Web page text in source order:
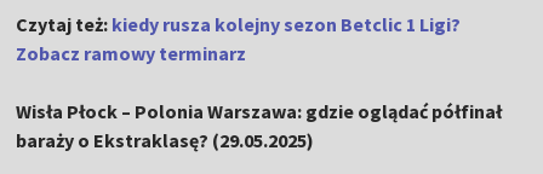
Czytaj też: kiedy rusza kolejny sezon Betclic 1 Ligi?
Zobacz ramowy terminarz
Wisła Płock – Polonia Warszawa: gdzie oglądać półfinał
baraży o Ekstraklasę? (29.05.2025)